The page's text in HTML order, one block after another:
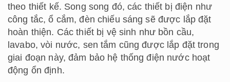
theo thiết kế. Song song đó, các thiết bị điện như
công tắc, ổ cắm, đèn chiếu sáng sẽ được lắp đặt
hoàn thiện. Các thiết bị vệ sinh như bồn cầu,
lavabo, vòi nước, sen tắm cũng được lắp đặt trong
giai đoạn này, đảm bảo hệ thống điện nước hoạt
động ổn định.